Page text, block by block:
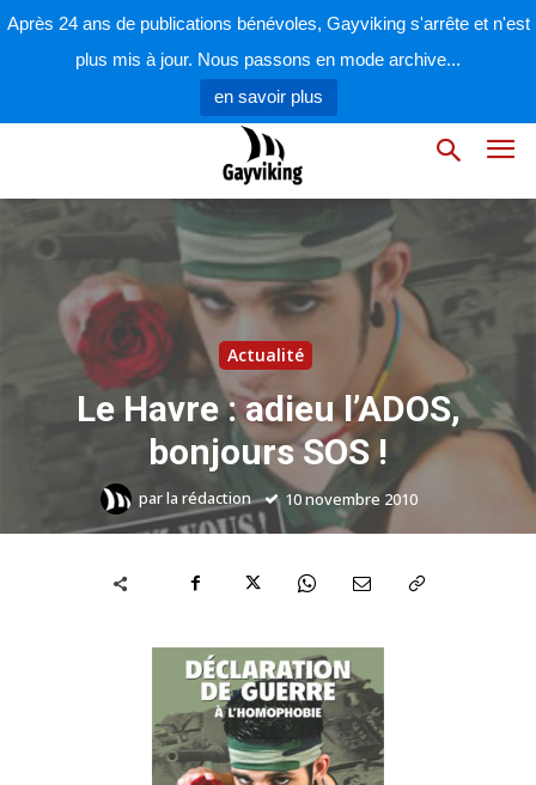
Après 24 ans de publications bénévoles, Gayviking s'arrête et n'est
plus mis à jour. Nous passons en mode archive...
en savoir plus
Actualité
Le Havre : adieu l’ADOS,
bonjours SOS !
parla rédaction 10 novembre 2010